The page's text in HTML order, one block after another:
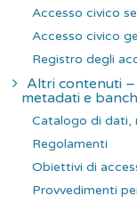
Accesso civico
Accesso civico
Registro degli
Altri contenuti –
metadati e
Catalogo di dati,
Regolamenti
Obiettivi di
Provvedimenti